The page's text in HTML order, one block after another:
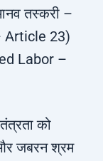
तस्करी –
Article 23)
Labor –
को
जबरन श्रम